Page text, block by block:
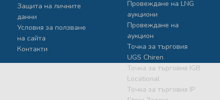
Защита на личните
данни
Условия за ползване
на сайта
Контакти
Провеждане на LNG
аукциони
Провеждане на
аукцион
Точка за търговия
UGS Chiren
Точка за търговия IGB
Locational
Точка за търговия IP